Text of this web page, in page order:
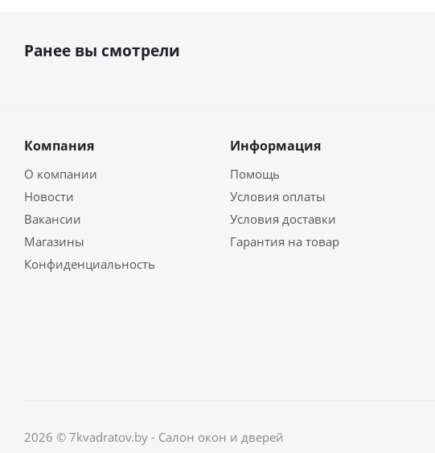
Ранее вы смотрели
Компания
О компании
Новости
Вакансии
Магазины
Конфиденциальность
Информация
Помощь
Условия оплаты
Условия доставки
Гарантия на товар
2026 © 7kvadratov.by - Салон окон и дверей